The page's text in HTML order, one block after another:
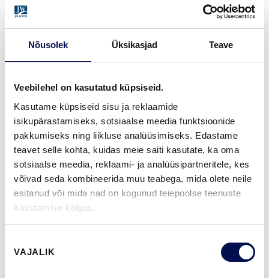
Nõusolek Üksikasjad Teave
Veebilehel on kasutatud küpsiseid.
Kasutame küpsiseid sisu ja reklaamide
isikupärastamiseks, sotsiaalse meedia funktsioonide
pakkumiseks ning liikluse analüüsimiseks. Edastame
teavet selle kohta, kuidas meie saiti kasutate, ka oma
sotsiaalse meedia, reklaami- ja analüüsipartneritele, kes
võivad seda kombineerida muu teabega, mida olete neile
esitanud või mida nad on kogunud teiepoolse teenuste
kasutamise käigus.
valik
VAJALIK
2-AASTANE TOOTEGARANTII
NCS S0502-YNCS S0500-NNCS S1502-G50Y
NCS S5500-N
ROHKEM
MÕÕDUD